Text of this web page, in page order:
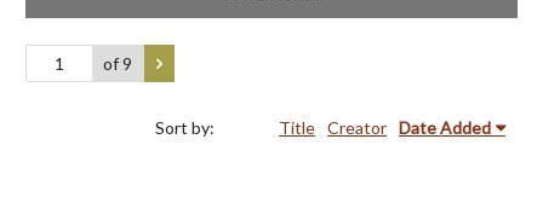
of 9
Sort by: Title Creator Date Added